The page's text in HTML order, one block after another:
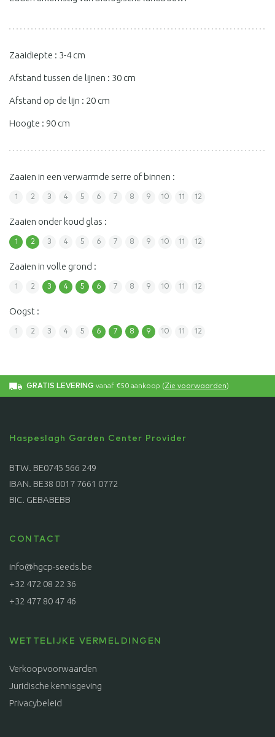
Zaaidiepte : 3-4 cm
Afstand tussen de lijnen : 30 cm
Afstand op de lijn : 20 cm
Hoogte : 90 cm
Zaaien in een verwarmde serre of binnen :
1 2 3 4 5 6 7 8 9 10 11 12
Zaaien onder koud glas :
1 2 3 4 5 6 7 8 9 10 11 12
Zaaien in volle grond :
1 2 3 4 5 6 7 8 9 10 11 12
Oogst :
1 2 3 4 5 6 7 8 9 10 11 12
GRATIS LEVERING vanaf €50 aankoop (Zie voorwaarden)
Haspeslagh Garden Center Provider
BTW. BE0745 566 249
IBAN. BE38 0017 7661 0772
BIC. GEBABEBB
CONTACT
info@hgcp-seeds.be
+32 472 08 22 36
+32 477 80 47 46
WETTELIJKE VERMELDINGEN
Verkoopvoorwaarden
Juridische kennisgeving
Privacybeleid